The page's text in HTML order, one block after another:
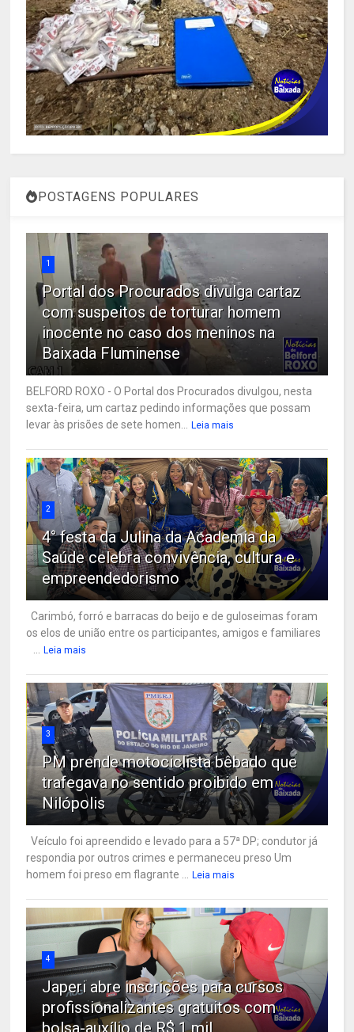
POSTAGENS POPULARES
1
Portal dos Procurados divulga cartaz
com suspeitos de torturar homem
inocente no caso dos meninos na
Baixada Fluminense
BELFORD ROXO - O Portal dos Procurados divulgou, nesta
sexta-feira, um cartaz pedindo informações que possam
levar às prisões de sete homen...
Leia mais
2
4° festa da Julina da Academia da
Saúde celebra convivência, cultura e
empreendedorismo
Carimbó, forró e barracas do beijo e de guloseimas foram
os elos de união entre os participantes, amigos e familiares
Leia mais
3
PM prende motociclista bêbado que
trafegava no sentido proibido em
Nilópolis
Veículo foi apreendido e levado para a 57ª DP; condutor já
respondia por outros crimes e permaneceu preso Um
homem foi preso em flagrante ...
Leia mais
4
Japeri abre inscrições para cursos
profissionalizantes gratuitos com
bolsa-auxílio de R$ 1 mil